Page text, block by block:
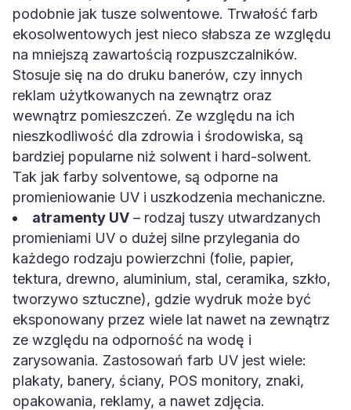
podobnie jak tusze solwentowe. Trwałość farb
ekosolwentowych jest nieco słabsza ze względu
na mniejszą zawartością rozpuszczalników.
Stosuje się na do druku banerów, czy innych
reklam użytkowanych na zewnątrz oraz
wewnątrz pomieszczeń. Ze względu na ich
nieszkodliwość dla zdrowia i środowiska, są
bardziej popularne niż solwent i hard-solwent.
Tak jak farby solventowe, są odporne na
promieniowanie UV i uszkodzenia mechaniczne.
atramenty UV – rodzaj tuszy utwardzanych
promieniami UV o dużej silne przylegania do
każdego rodzaju powierzchni (folie, papier,
tektura, drewno, aluminium, stal, ceramika, szkło,
tworzywo sztuczne), gdzie wydruk może być
eksponowany przez wiele lat nawet na zewnątrz
ze względu na odporność na wodę i
zarysowania. Zastosowań farb UV jest wiele:
plakaty, banery, ściany, POS monitory, znaki,
opakowania, reklamy, a nawet zdjęcia.